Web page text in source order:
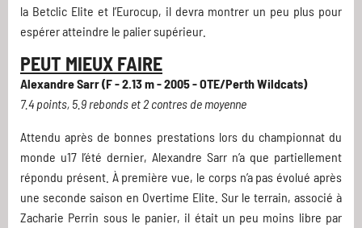
la Betclic Elite et l’Eurocup, il devra montrer un peu plus pour
espérer atteindre le palier supérieur.
PEUT MIEUX FAIRE
Alexandre Sarr (F - 2.13 m - 2005 - OTE/Perth Wildcats)
7.4 points, 5.9 rebonds et 2 contres de moyenne
Attendu après de bonnes prestations lors du championnat du
monde u17 l’été dernier, Alexandre Sarr n’a que partiellement
répondu présent. À première vue, le corps n’a pas évolué après
une seconde saison en Overtime Elite. Sur le terrain, associé à
Zacharie Perrin sous le panier, il était un peu moins libre par